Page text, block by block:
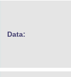
Data: